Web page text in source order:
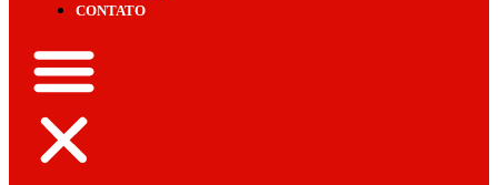
CONTATO